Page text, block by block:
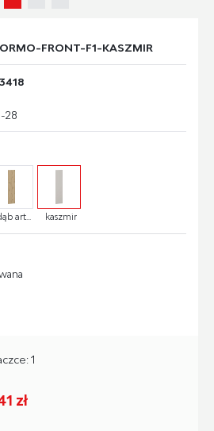
FRONT-F1-KASZMIR
28
art... kaszmir
zł
1